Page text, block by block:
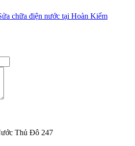
chữa điện nước tại Hoàn Kiếm
Thủ Đô 247